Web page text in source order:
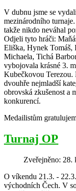
V dubnu jsme se
mezinárodního
takže nikdo neváhal
Odjeli tyto hráči:
Eliška, Hynek Tomáš,
Michaela, Tichá
vybojovala krásné 3.
Kubečkovou Terezou.
dvouhře nejmladší
obrovská zkušenost a
konkurencí.
Medailistům
Turnaj OP
Zveřejněno: 28.
O víkendu 21.3. -
východních Čech. V